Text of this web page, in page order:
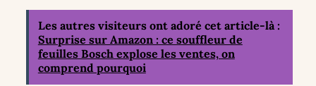
Les autres visiteurs ont adoré cet article-là :
Surprise sur Amazon : ce souffleur de
feuilles Bosch explose les ventes, on
comprend pourquoi